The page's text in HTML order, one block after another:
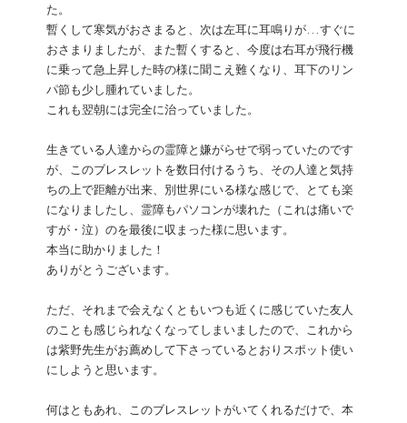
た。
暫くして寒気がおさまると、次は左耳に耳鳴りが...すぐに
おさまりましたが、また暫くすると、今度は右耳が飛行機
に乗って急上昇した時の様に聞こえ難くなり、耳下のリン
パ節も少し腫れていました。
これも翌朝には完全に治っていました。
生きている人達からの霊障と嫌がらせで弱っていたのです
が、このブレスレットを数日付けるうち、その人達と気持
ちの上で距離が出来、別世界にいる様な感じで、とても楽
になりましたし、霊障もパソコンが壊れた（これは痛いで
すが・泣）のを最後に収まった様に思います。
本当に助かりました！
ありがとうございます。
ただ、それまで会えなくともいつも近くに感じていた友人
のことも感じられなくなってしまいましたので、これから
は紫野先生がお薦めして下さっているとおりスポット使い
にしようと思います。
何はともあれ、このブレスレットがいてくれるだけで、本